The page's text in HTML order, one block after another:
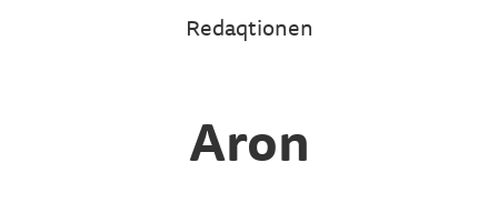
Redaqtionen
Aron